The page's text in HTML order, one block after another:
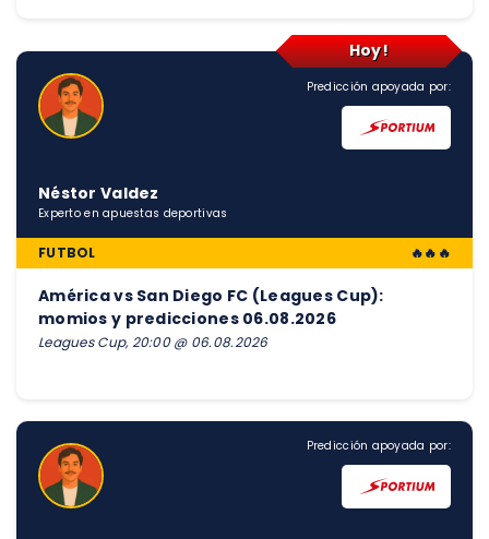
Hoy!
Predicción apoyada por:
Néstor Valdez
Experto en apuestas deportivas
FUTBOL 🔥🔥🔥
América vs San Diego FC (Leagues Cup):
momios y predicciones 06.08.2026
Leagues Cup, 20:00 @ 06.08.2026
Predicción apoyada por: